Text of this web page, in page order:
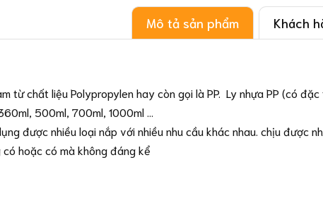
Mô tả sản phẩm Khách
từ chất liệu Polypropylen hay còn gọi là PP. Ly nhựa PP (có
500ml, 700ml, 1000ml ...
được nhiều loại nắp với nhiều nhu cầu khác nhau. chịu được
có hoặc có mà không đáng kể